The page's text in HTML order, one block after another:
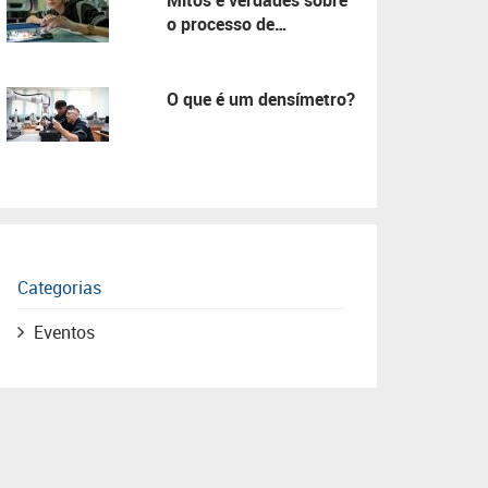
o processo de
O que é um densímetro?
Categorias
Eventos